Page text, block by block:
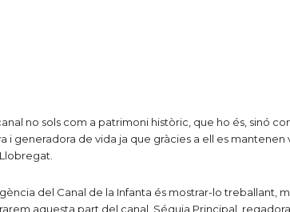
no sols com a patrimoni històric, que ho és, sinó
i generadora de vida ja que gràcies a ell es mantenen
del Canal de la Infanta és mostrar-lo treballant,
aquesta part del canal. Séquia Principal, regadora